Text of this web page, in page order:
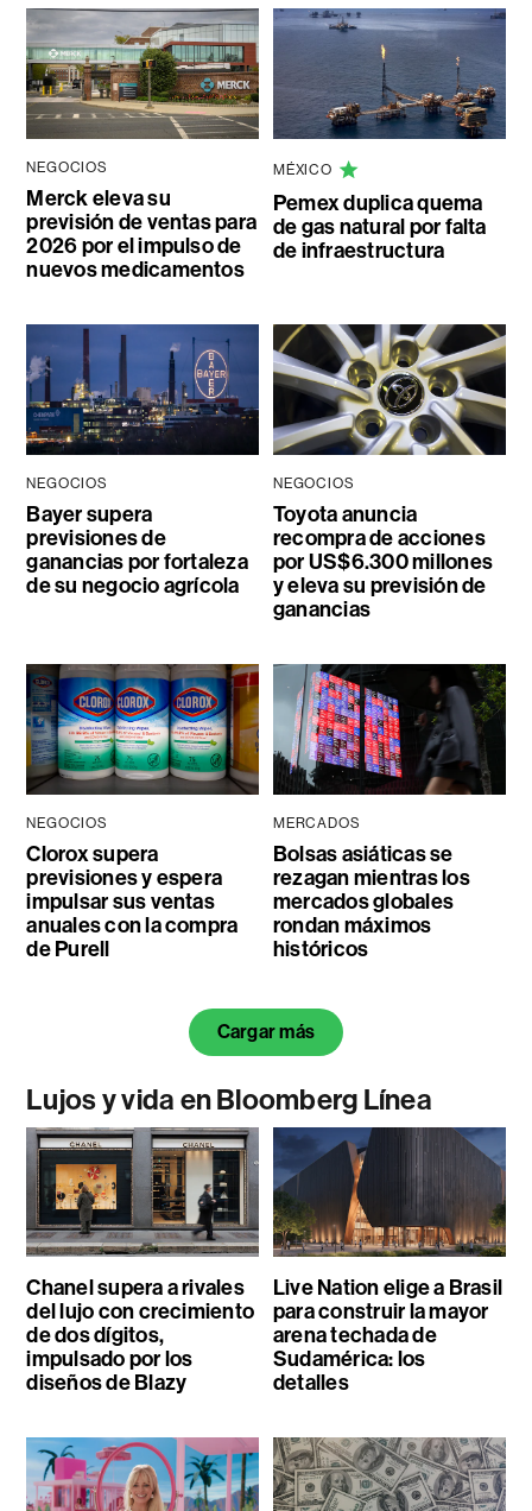
NEGOCIOS
Merck eleva su
previsión de ventas para
2026 por el impulso de
nuevos medicamentos
MÉXICO
Pemex duplica quema
de gas natural por falta
de infraestructura
NEGOCIOS
Bayer supera
previsiones de
ganancias por fortaleza
de su negocio agrícola
NEGOCIOS
Toyota anuncia
recompra de acciones
por US$6.300 millones
y eleva su previsión de
ganancias
NEGOCIOS
Clorox supera
previsiones y espera
impulsar sus ventas
anuales con la compra
de Purell
MERCADOS
Bolsas asiáticas se
rezagan mientras los
mercados globales
rondan máximos
históricos
Cargar más
Lujos y vida en Bloomberg Línea
Chanel supera a rivales
del lujo con crecimiento
de dos dígitos,
impulsado por los
diseños de Blazy
Live Nation elige a Brasil
para construir la mayor
arena techada de
Sudamérica: los
detalles